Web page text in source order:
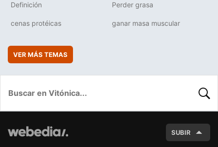
Definición Perder grasa
cenas protéicas ganar masa muscular
VER MÁS TEMAS
SUBIR